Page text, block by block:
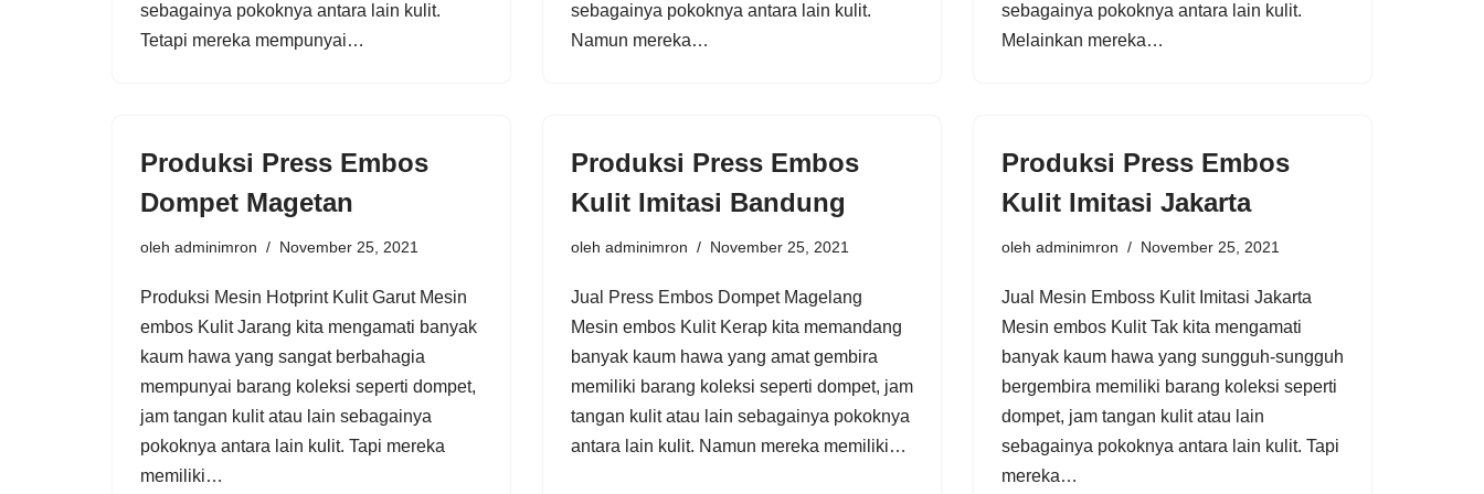
sebagainya pokoknya antara lain kulit.
Tetapi mereka mempunyai…
sebagainya pokoknya antara lain kulit.
Namun mereka…
sebagainya pokoknya antara lain kulit.
Melainkan mereka…
Produksi Press Embos
Dompet Magetan
oleh adminimron November 25, 2021
Produksi Mesin Hotprint Kulit Garut Mesin
embos Kulit Jarang kita mengamati banyak
kaum hawa yang sangat berbahagia
mempunyai barang koleksi seperti dompet,
jam tangan kulit atau lain sebagainya
pokoknya antara lain kulit. Tapi mereka
memiliki…
Produksi Press Embos
Kulit Imitasi Bandung
oleh adminimron November 25, 2021
Jual Press Embos Dompet Magelang
Mesin embos Kulit Kerap kita memandang
banyak kaum hawa yang amat gembira
memiliki barang koleksi seperti dompet, jam
tangan kulit atau lain sebagainya pokoknya
antara lain kulit. Namun mereka memiliki…
Produksi Press Embos
Kulit Imitasi Jakarta
oleh adminimron November 25, 2021
Jual Mesin Emboss Kulit Imitasi Jakarta
Mesin embos Kulit Tak kita mengamati
banyak kaum hawa yang sungguh-sungguh
bergembira memiliki barang koleksi seperti
dompet, jam tangan kulit atau lain
sebagainya pokoknya antara lain kulit. Tapi
mereka…